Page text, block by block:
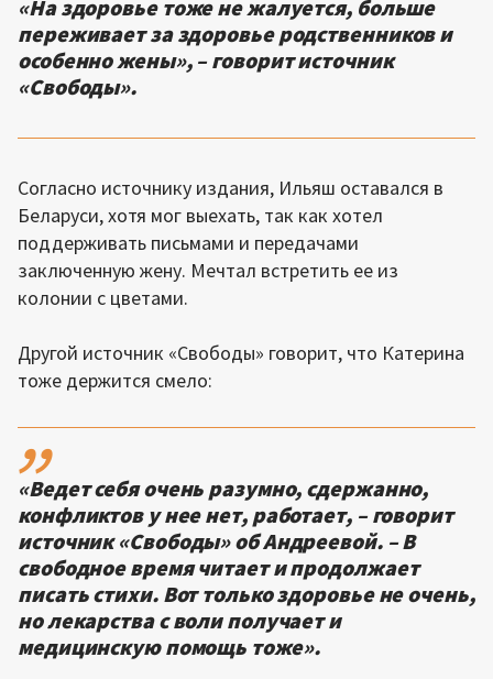
«На здоровье тоже не жалуется, больше
переживает за здоровье родственников и
особенно жены», – говорит источник
«Свободы».
Согласно источнику издания, Ильяш оставался в
Беларуси, хотя мог выехать, так как хотел
поддерживать письмами и передачами
заключенную жену. Мечтал встретить ее из
колонии с цветами.
Другой источник «Свободы» говорит, что Катерина
тоже держится смело:
,,
«Ведет себя очень разумно, сдержанно,
конфликтов у нее нет, работает, – говорит
источник «Свободы» об Андреевой. – В
свободное время читает и продолжает
писать стихи. Вот только здоровье не очень,
но лекарства с воли получает и
медицинскую помощь тоже».